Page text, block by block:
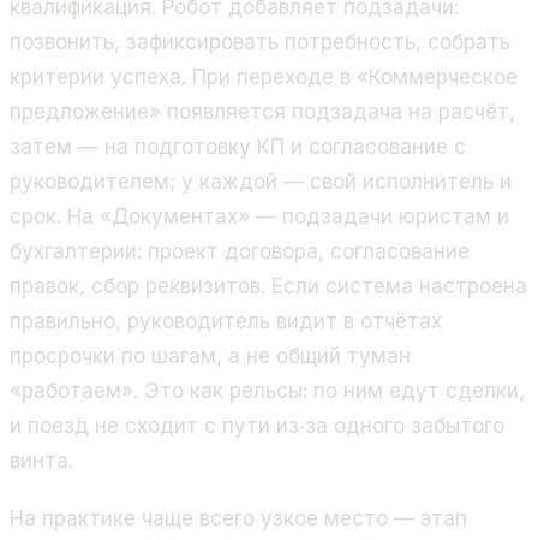
квалификация. Робот добавляет подзадачи:
позвонить, зафиксировать потребность, собрать
критерии успеха. При переходе в «Коммерческое
предложение» появляется подзадача на расчёт,
затем — на подготовку КП и согласование с
руководителем; у каждой — свой исполнитель и
срок. На «Документах» — подзадачи юристам и
бухгалтерии: проект договора, согласование
правок, сбор реквизитов. Если система настроена
правильно, руководитель видит в отчётах
просрочки по шагам, а не общий туман
«работаем». Это как рельсы: по ним едут сделки,
и поезд не сходит с пути из‑за одного забытого
винта.
На практике чаще всего узкое место — этап